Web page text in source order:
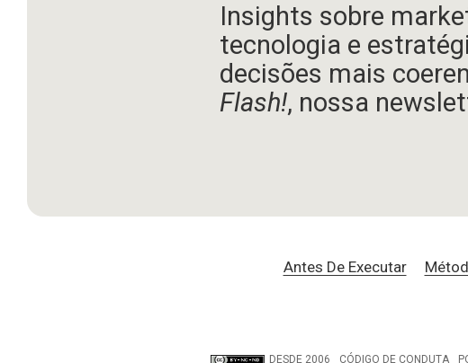
Insights sobre
tecnologia e
decisões mais
Flash!, nossa
Antes De Executar
DESDE 2006 CÓDIGO DE CONDUTA